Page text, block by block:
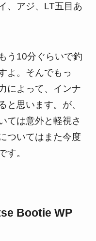
、アジ、LT五目あ
う10分ぐらいで釣
よ。そんでもっ
によって、インナ
と思います。が、
ては意外と軽視さ
ついてはまた今度
す。
Bootie WP